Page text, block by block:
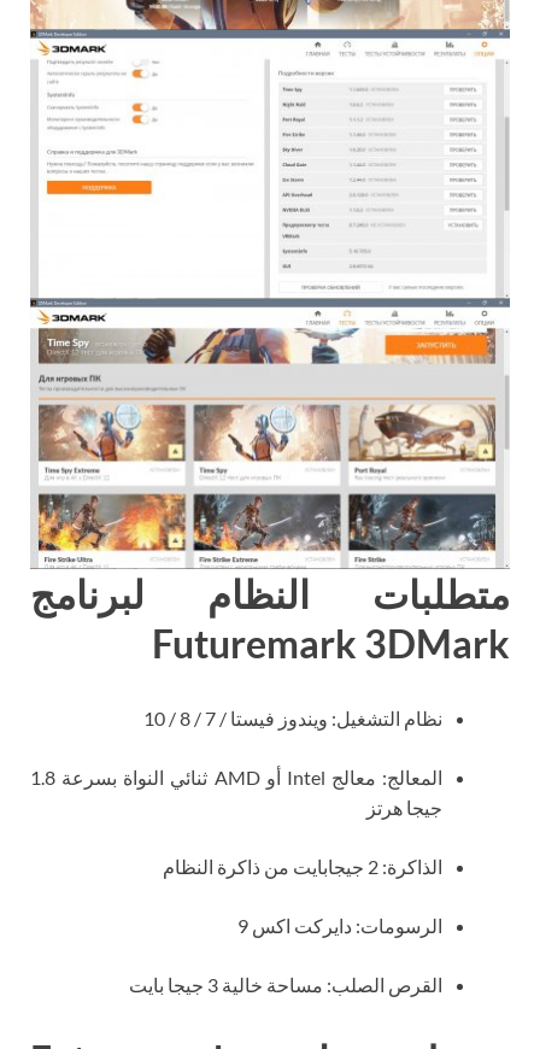
متطلبات النظام لبرنامج
Futuremark 3DMark
نظام التشغيل: ويندوز فيستا / 7 / 8 / 10
المعالج: معالج Intel أو AMD ثنائي النواة بسرعة 1.8
جيجا هرتز
الذاكرة: 2 جيجابايت من ذاكرة النظام
الرسومات: دايركت اكس 9
القرص الصلب: مساحة خالية 3 جيجا بايت